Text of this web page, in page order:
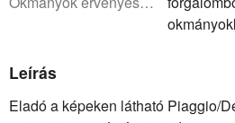
Leírás
Eladó a képeken látható Piaggio/